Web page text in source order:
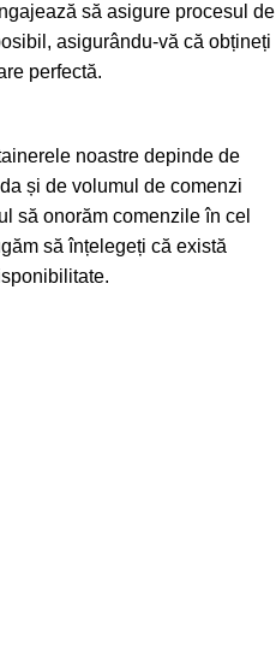
să asigure procesul de
asigurându-vă că obțineți
perfectă.
noastre depinde de
și de volumul de comenzi
să onorăm comenzile în cel
să înțelegeți că există